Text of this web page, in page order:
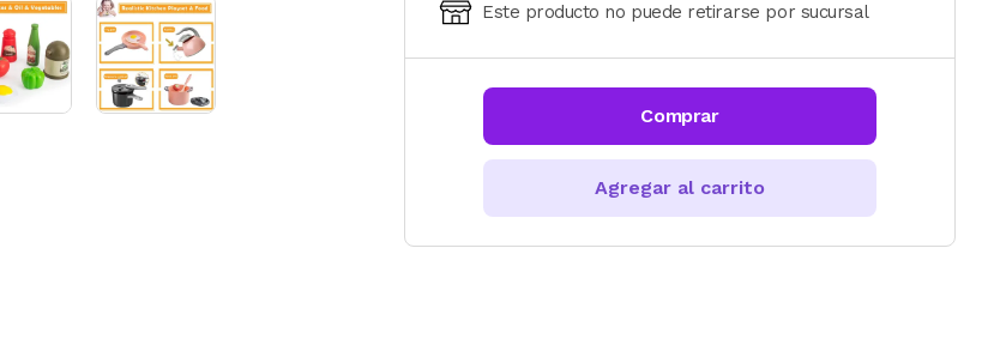
Ingresá código postal (sólo números)
CALCULAR
Este producto no puede retirarse por sucursal
Comprar
Agregar al carrito